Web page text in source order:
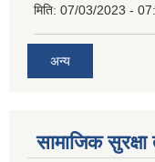
मिति: 07/03/2023 -
अन्य
सामाजिक सुरक्षा